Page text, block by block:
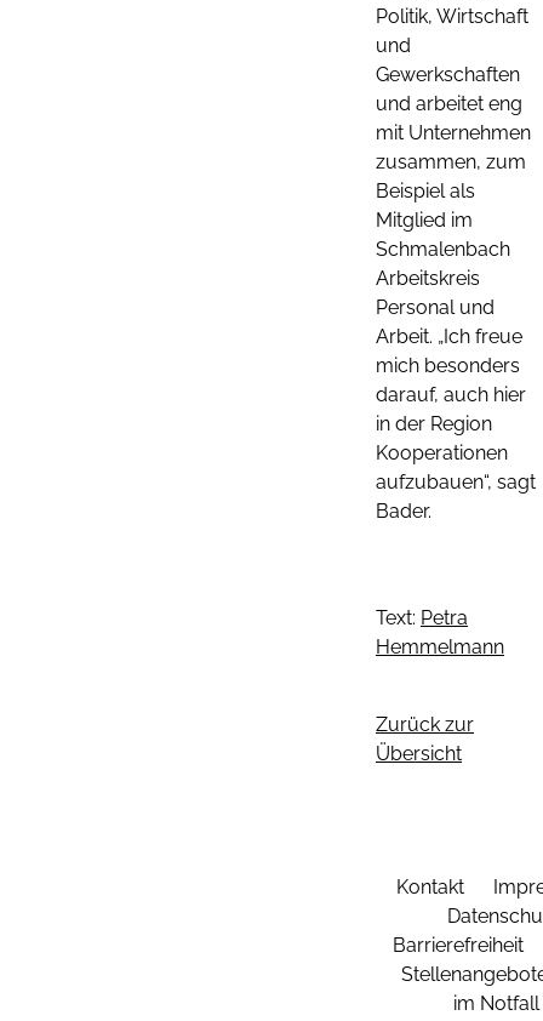
Politik, Wirtschaft
und
Gewerkschaften
und arbeitet eng
mit Unternehmen
zusammen, zum
Beispiel als
Mitglied im
Schmalenbach
Arbeitskreis
Personal und
Arbeit. „Ich freue
mich besonders
darauf, auch hier
in der Region
Kooperationen
aufzubauen“, sagt
Bader.
Text: Petra
Hemmelmann
Zurück zur
Übersicht
Kontakt
Barrierefreiheit
im Notfall